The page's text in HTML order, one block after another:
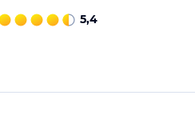
5,4